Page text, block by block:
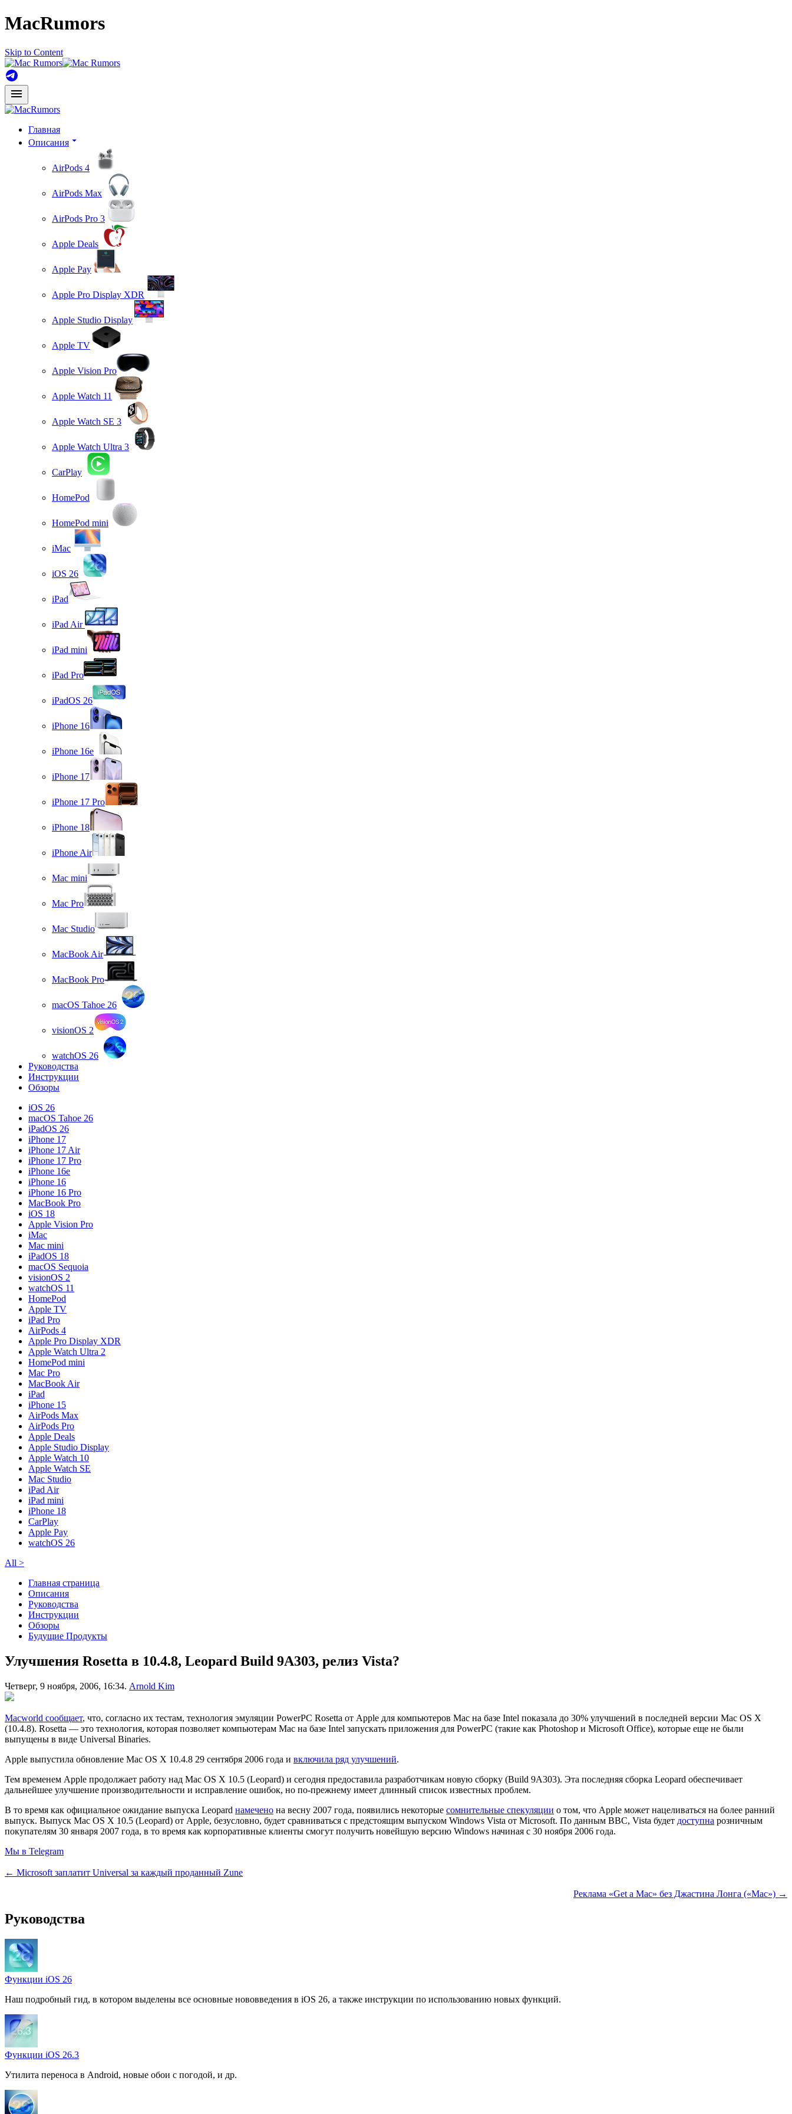
MacRumors
Skip to Content
Главная
Описания
AirPods 4
AirPods Max
AirPods Pro 3
Apple Deals
Apple Pay
Apple Pro Display XDR
Apple Studio Display
Apple TV
Apple Vision Pro
Apple Watch 11
Apple Watch SE 3
Apple Watch Ultra 3
CarPlay
HomePod
HomePod mini
iMac
iOS 26
iPad
iPad Air
iPad mini
iPad Pro
iPadOS 26
iPhone 16
iPhone 16e
iPhone 17
iPhone 17 Pro
iPhone 18
iPhone Air
Mac mini
Mac Pro
Mac Studio
MacBook Air
MacBook Pro
macOS Tahoe 26
visionOS 2
watchOS 26
Руководства
Инструкции
Обзоры
iOS 26
macOS Tahoe 26
iPadOS 26
iPhone 17
iPhone 17 Air
iPhone 17 Pro
iPhone 16e
iPhone 16
iPhone 16 Pro
MacBook Pro
iOS 18
Apple Vision Pro
iMac
Mac mini
iPadOS 18
macOS Sequoia
visionOS 2
watchOS 11
HomePod
Apple TV
iPad Pro
AirPods 4
Apple Pro Display XDR
Apple Watch Ultra 2
HomePod mini
Mac Pro
MacBook Air
iPad
iPhone 15
AirPods Max
AirPods Pro
Apple Deals
Apple Studio Display
Apple Watch 10
Apple Watch SE
Mac Studio
iPad Air
iPad mini
iPhone 18
CarPlay
Apple Pay
watchOS 26
All >
Главная страница
Описания
Руководства
Инструкции
Обзоры
Будущие Продукты
Улучшения Rosetta в 10.4.8, Leopard Build 9A303, релиз Vista?
Четверг, 9 ноября, 2006, 16:34. Arnold Kim
Macworld сообщает, что, согласно их тестам, технология эмуляции PowerPC Rosetta от Apple для компьютеров Mac на базе Intel показала до 30% улучшений в последней версии Mac OS X
(10.4.8). Rosetta — это технология, которая позволяет компьютерам Mac на базе Intel запускать приложения для PowerPC (такие как Photoshop и Microsoft Office), которые еще не были
выпущены в виде Universal Binaries.
Apple выпустила обновление Mac OS X 10.4.8 29 сентября 2006 года и включила ряд улучшений.
Тем временем Apple продолжает работу над Mac OS X 10.5 (Leopard) и сегодня предоставила разработчикам новую сборку (Build 9A303). Эта последняя сборка Leopard обеспечивает
дальнейшее улучшение производительности и исправление ошибок, но по-прежнему имеет длинный список известных проблем.
В то время как официальное ожидание выпуска Leopard намечено на весну 2007 года, появились некоторые сомнительные спекуляции о том, что Apple может нацеливаться на более ранний
выпуск. Выпуск Mac OS X 10.5 (Leopard) от Apple, безусловно, будет сравниваться с предстоящим выпуском Windows Vista от Microsoft. По данным BBC, Vista будет доступна розничным
покупателям 30 января 2007 года, в то время как корпоративные клиенты смогут получить новейшую версию Windows начиная с 30 ноября 2006 года.
Мы в Telegram
← Microsoft заплатит Universal за каждый проданный Zune
Реклама «Get a Mac» без Джастина Лонга («Mac») →
Руководства
Функции iOS 26
Наш подробный гид, в котором выделены все основные нововведения в iOS 26, а также инструкции по использованию новых функций.
Функции iOS 26.3
Утилита переноса в Android, новые обои с погодой, и др.